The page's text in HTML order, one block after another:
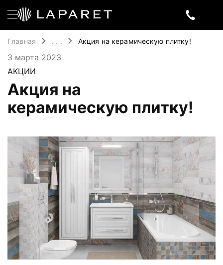
Главная . . . Акция на керамическую плитку!
3 марта 2023
АКЦИИ
Акция на
керамическую плитку!